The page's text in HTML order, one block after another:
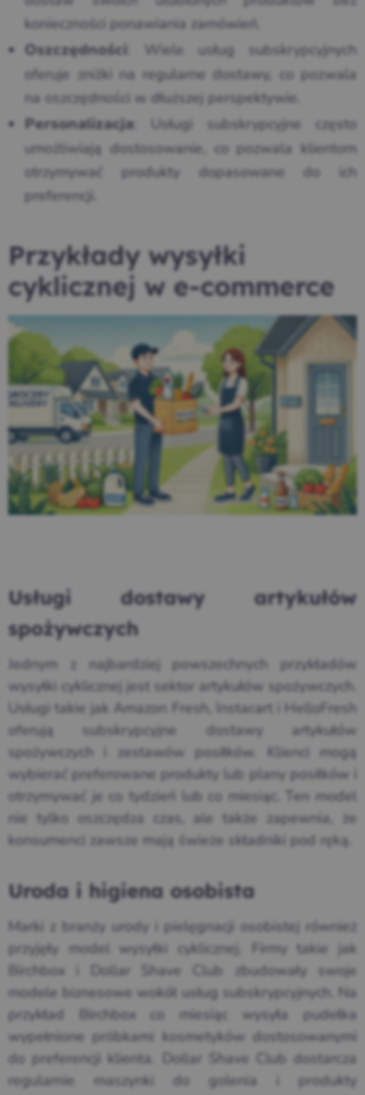
konieczności ponawiania zamówień.
Oszczędności
: Wiele usług subskrypcyjnych
oferuje zniżki na regularne dostawy, co pozwala
na oszczędności w dłuższej perspektywie.
Personalizacja: Usługi subskrypcyjne często
umożliwiają dostosowanie, co pozwala klientom
otrzymywać produkty dopasowane do ich
preferencji.
Przykłady wysyłki
cyklicznej w e-commerce
Usługi dostawy artykułów
spożywczych
Jednym z najbardziej powszechnych przykładów
wysyłki cyklicznej jest sektor artykułów spożywczych.
Usługi takie jak Amazon Fresh, Instacart i HelloFresh
oferują subskrypcyjne dostawy artykułów
spożywczych i zestawów posiłków. Klienci mogą
wybierać preferowane produkty lub plany posiłków i
otrzymywać je co tydzień lub co miesiąc. Ten model
nie tylko oszczędza czas, ale także zapewnia, że
konsumenci zawsze mają świeże składniki pod ręką.
Uroda i higiena osobista
Marki z branży urody i pielęgnacji osobistej również
przyjęły model wysyłki cyklicznej. Firmy takie jak
Birchbox i Dollar Shave Club zbudowały swoje
modele biznesowe wokół usług subskrypcyjnych. Na
przykład Birchbox co miesiąc wysyła pudełka
wypełnione próbkami kosmetyków dostosowanymi
do preferencji klienta. Dollar Shave Club dostarcza
regularnie maszynki do golenia i produkty